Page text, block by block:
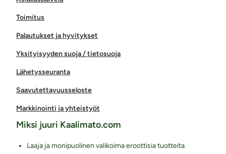
Toimitus
Palautukset ja hyvitykset
Yksityisyyden suoja / tietosuoja
Lähetysseuranta
Saavutettavuusseloste
Markkinointi ja yhteistyöt
Miksi juuri Kaalimato.com
Laaja ja monipuolinen valikoima eroottisia tuotteita